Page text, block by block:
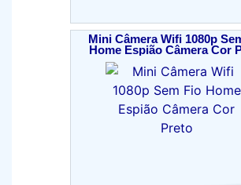
Mini Câmera Wifi 1080p
Home Espião Câmera Cor